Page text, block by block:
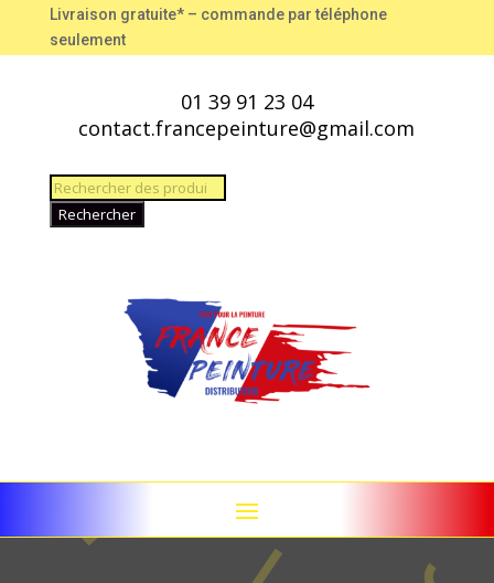
Livraison gratuite* – commande par téléphone
seulement
01 39 91 23 04
contact.francepeinture@gmail.com
Recherche
de
Rechercher